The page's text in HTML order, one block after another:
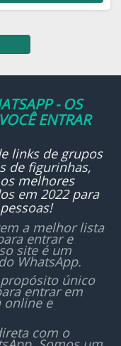
- OS
ENTRAR
links de grupos
de figurinhas,
melhores
em 2022 para
a melhor lista
entrar e
site é um
WhatsApp.
único
entrar em
online e
com o